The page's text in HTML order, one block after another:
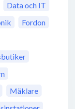
Data och IT
Fordon
Mäklare